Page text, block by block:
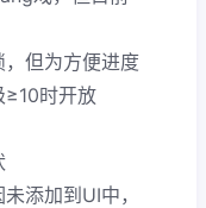
但为方便进度
≥10时开放
添加到UI中，